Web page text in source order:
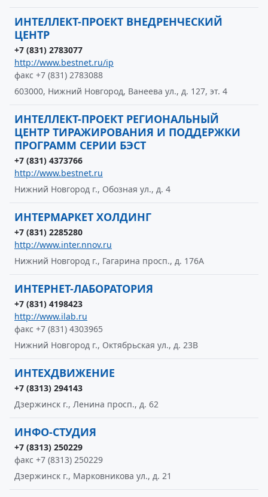
ИНТЕЛЛЕКТ-ПРОЕКТ ВНЕДРЕНЧЕСКИЙ
ЦЕНТР
+7 (831) 2783077
http://www.bestnet.ru/ip
факс +7 (831) 2783088
603000, Нижний Новгород, Ванеева ул., д. 127, эт. 4
ИНТЕЛЛЕКТ-ПРОЕКТ РЕГИОНАЛЬНЫЙ
ЦЕНТР ТИРАЖИРОВАНИЯ И ПОДДЕРЖКИ
ПРОГРАММ СЕРИИ БЭСТ
+7 (831) 4373766
http://www.bestnet.ru
Нижний Новгород г., Обозная ул., д. 4
ИНТЕРМАРКЕТ ХОЛДИНГ
+7 (831) 2285280
http://www.inter.nnov.ru
Нижний Новгород г., Гагарина просп., д. 176А
ИНТЕРНЕТ-ЛАБОРАТОРИЯ
+7 (831) 4198423
http://www.ilab.ru
факс +7 (831) 4303965
Нижний Новгород г., Октябрьская ул., д. 23В
ИНТЕХДВИЖЕНИЕ
+7 (8313) 294143
Дзержинск г., Ленина просп., д. 62
ИНФО-СТУДИЯ
+7 (8313) 250229
факс +7 (8313) 250229
Дзержинск г., Марковникова ул., д. 21